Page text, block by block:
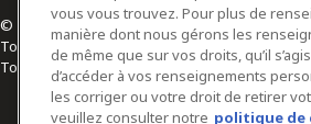
© 2026 Osler, Hoskin & Harcourt S.E.N.C.R.L./
Tous droits réservés
Toronto | Montréal | Calgary | Vancouver |
vous vous trouvez. Pour plus de
manière dont nous gérons les
de même que sur vos droits, qu’il
d’accéder à vos renseignements
les corriger ou votre droit de retirer
veuillez consulter notre politique